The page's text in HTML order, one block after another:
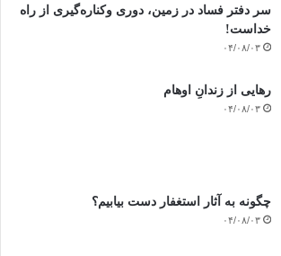
سر دفتر فساد در زمین‌، دوری وکناره‌گیری از راه
خداست‌!
۰۴/۰۸/۰۳
رهایی از زندانِ اوهام
۰۴/۰۸/۰۳
چگونه به آثار استغفار دست بیابیم؟
۰۴/۰۸/۰۳